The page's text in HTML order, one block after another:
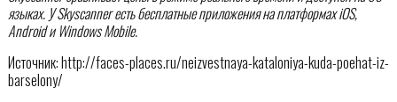
языках. У Skyscanner есть бесплатные приложения на платформах iOS,
Android и Windows Mobile.
Источник: http://faces-places.ru/neizvestnaya-kataloniya-kuda-poehat-iz-
barselony/